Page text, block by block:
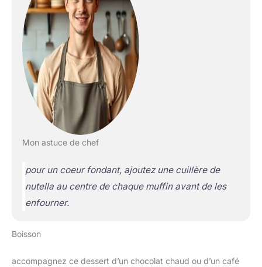
Mon astuce de chef
pour un coeur fondant, ajoutez une cuillère de
nutella au centre de chaque muffin avant de les
enfourner.
Boisson
accompagnez ce dessert d’un chocolat chaud ou d’un café